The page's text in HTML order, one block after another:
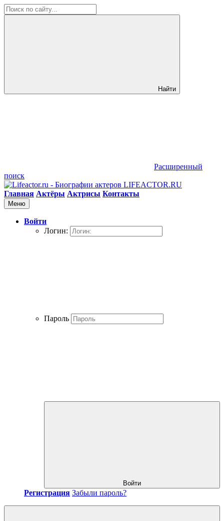
Найти
Расширенный
поиск
LIFEACTOR.RU
Главная Актёры Актрисы Контакты
Меню
Войти
Логин:
Пароль
Войти
Регистрация Забыли пароль?